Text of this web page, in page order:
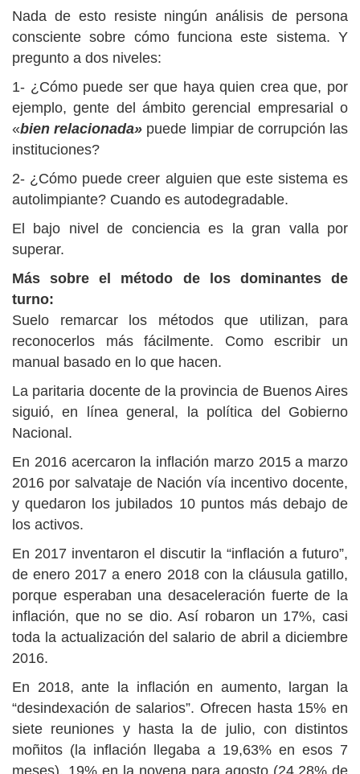
Nada de esto resiste ningún análisis de persona
consciente sobre cómo funciona este sistema. Y
pregunto a dos niveles:
1- ¿Cómo puede ser que haya quien crea que, por
ejemplo, gente del ámbito gerencial empresarial o
«bien relacionada» puede limpiar de corrupción las
instituciones?
2- ¿Cómo puede creer alguien que este sistema es
autolimpiante? Cuando es autodegradable.
El bajo nivel de conciencia es la gran valla por
superar.
Más sobre el método de los dominantes de
turno:
Suelo remarcar los métodos que utilizan, para
reconocerlos más fácilmente. Como escribir un
manual basado en lo que hacen.
La paritaria docente de la provincia de Buenos Aires
siguió, en línea general, la política del Gobierno
Nacional.
En 2016 acercaron la inflación marzo 2015 a marzo
2016 por salvataje de Nación vía incentivo docente,
y quedaron los jubilados 10 puntos más debajo de
los activos.
En 2017 inventaron el discutir la “inflación a futuro”,
de enero 2017 a enero 2018 con la cláusula gatillo,
porque esperaban una desaceleración fuerte de la
inflación, que no se dio. Así robaron un 17%, casi
toda la actualización del salario de abril a diciembre
2016.
En 2018, ante la inflación en aumento, largan la
“desindexación de salarios”. Ofrecen hasta 15% en
siete reuniones y hasta la de julio, con distintos
moñitos (la inflación llegaba a 19,63% en esos 7
meses), 19% en la novena para agosto (24,28% de